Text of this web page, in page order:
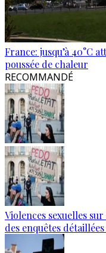
France: jusqu’à 40°C
poussée de chaleur
RECOMMANDÉ
Violences sexuelles
des enquêtes